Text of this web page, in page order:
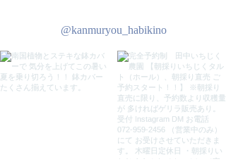
@kanmuryou_habikino